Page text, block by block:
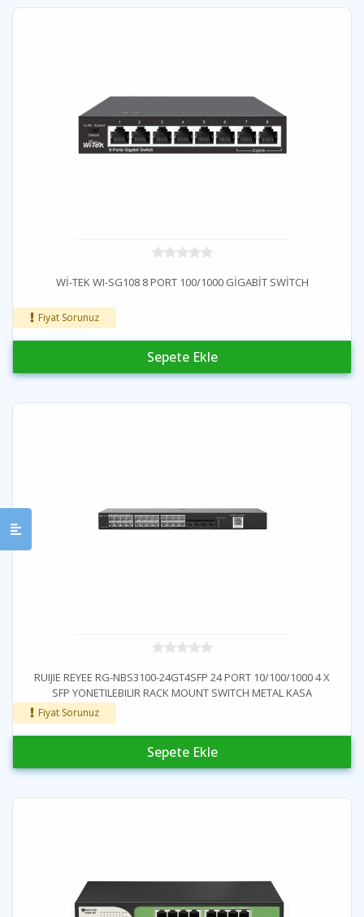
Wİ-TEK WI-SG108 8 PORT 100/1000 GİGABİT SWİTCH
Fiyat Sorunuz
Sepete Ekle
RUIJIE REYEE RG-NBS3100-24GT4SFP 24 PORT 10/100/1000 4 X
SFP YONETILEBILIR RACK MOUNT SWITCH METAL KASA
Fiyat Sorunuz
Sepete Ekle